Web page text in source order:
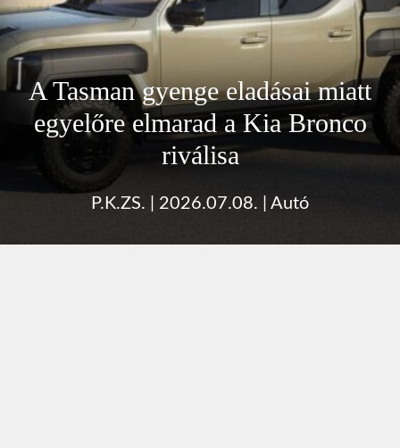
A Tasman gyenge eladásai miatt
egyelőre elmarad a Kia Bronco
riválisa
P.K.ZS. 2026.07.08. Autó